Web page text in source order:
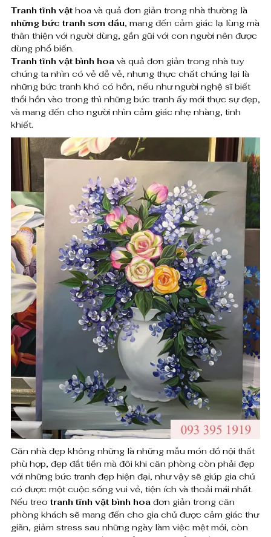
₫
ế
n
8
0
0
,
0
0
0
₫
h
a
t
r
a
n
h
s
ơ
n
d
ầ
u
t
ĩ
n
h
ậ
t
h
o
a
Tranh tĩnh vật hoa và quả đơn giản trong nhà thường là
những bức tranh sơn dầu, mang đến cảm giác lạ lùng mà
thân thiện với người dùng, gần gũi với con người nên được
dùng phổ biến.
Tranh tĩnh vật bình hoa và quả đơn giản trong nhà tuy
chúng ta nhìn có vẻ dễ vẻ, nhưng thực chất chúng lại là
những bức tranh khó có hồn, nếu như người nghệ sĩ biết
thổi hồn vào trong thì những bức tranh ấy mới thực sự đẹp,
và mang đến cho người nhìn cảm giác nhẹ nhàng, tinh
khiết.
Căn nhà đẹp không những là những mẫu món đồ nội thất
phù hợp, đẹp đắt tiền mà đôi khi căn phòng còn phải đẹp
với những bức tranh đẹp hiện đại, như vậy sẽ giúp gia chủ
có được một cuộc sống vui vẻ, tiện ích và thoải mái nhất.
Nếu treo tranh tĩnh vật bình hoa đơn giản trong căn
phòng khách sẽ mang đến cho gia chủ được cảm giác thư
giãn, giảm stress sau những ngày làm việc mệt mỏi, còn